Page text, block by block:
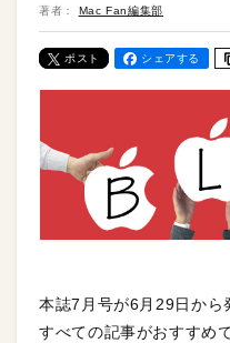
著者： Mac Fan編集部
ポスト シェアする
本誌7月号が6月29日から
すべての記事がおすすめ